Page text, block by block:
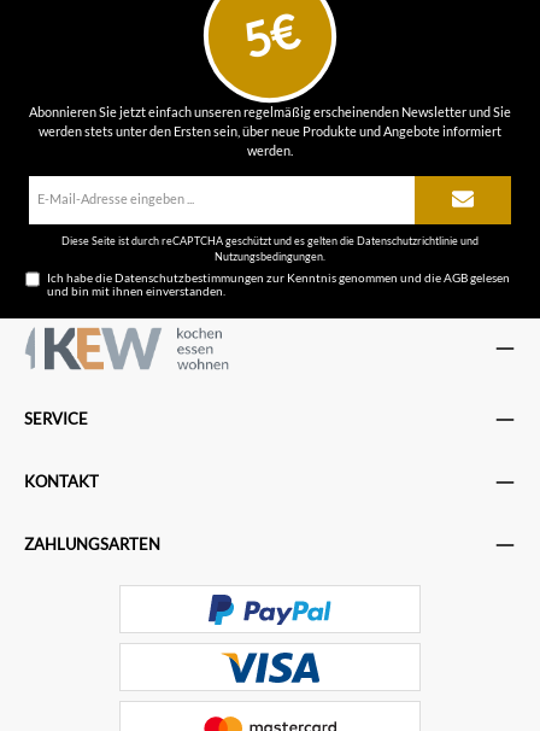
5€
Abonnieren Sie jetzt einfach unseren regelmäßig erscheinenden Newsletter und Sie
werden stets unter den Ersten sein, über neue Produkte und Angebote informiert
werden.
Diese Seite ist durch reCAPTCHA geschützt und es gelten dieDatenschutzrichtlinieund
Nutzungsbedingungen
Ich habe dieDatenschutzbestimmungen zur Kenntnis genommen und dieAGBgelesen
und bin mit ihnen einverstanden.
SERVICE
KONTAKT
ZAHLUNGSARTEN